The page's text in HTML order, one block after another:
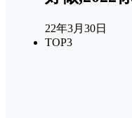
22年3月30日
TOP3